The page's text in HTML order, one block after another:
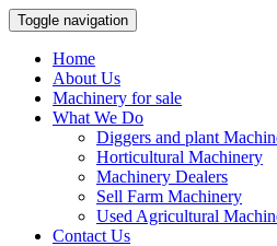
Toggle navigation
Home
About Us
Machinery for sale
What We Do
Diggers and plant
Horticultural Machinery
Machinery Dealers
Sell Farm Machinery
Used Agricultural
Contact Us